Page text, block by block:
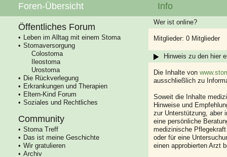
Foren-Übersicht
Öffentliches Forum
Leben im Alltag mit einem Stoma
Stomaversorgung
Colostoma
Ileostoma
Urostoma
Die Rückverlegung
Erkrankungen und Therapien
Eltern-Kind Forum
Soziales und Rechtliches
Community
Stoma Treff
Das ist meine Geschichte
Wir gratulieren
Archiv
Info
Wer ist online?
Mitglieder: 0 Mitglieder
Hinweis zu den hier
Die Inhalte von
ausschließlich zu
Soweit die Inhalte
Hinweise und
zur Unterstützung, aber
eine persönliche
medizinische
oder für eine
einen approbierten Arzt